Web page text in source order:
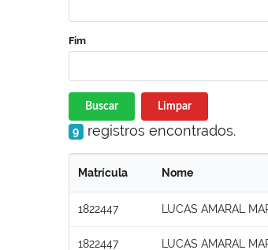
Fim
Buscar Limpar
9 registros encontrados.
Matrícula Nome
1822447 LUCAS AMARAL
1822447 LUCAS AMARAL